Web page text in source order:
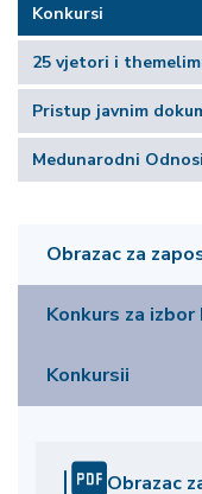
Konkursi
25 vjetori i
Pristup javnim
Medunarodni Odnosi
Obrazac za
Konkurs za
Konkursii
Obrazac